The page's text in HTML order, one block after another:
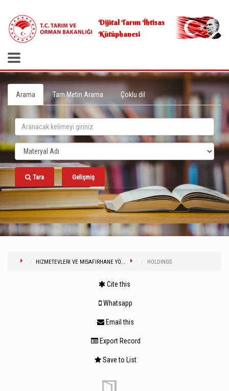
Dijital Tarım İhtisas
Kütüphanesi
Arama Tam Metin Arama Çoklu dil
Tara Gelişmiş
HIZMETEVLERI VE MISAFIRHANE YÖ... HOLDINGS
Cite this
Whatsapp
Email this
Export Record
Save to List